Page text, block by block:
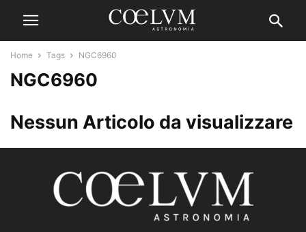
Home Tags NGC6960
NGC6960
Nessun Articolo da visualizzare